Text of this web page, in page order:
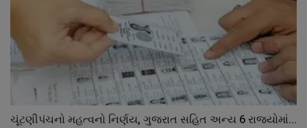
ચૂંટણીપંચનો મહત્વનો નિર્ણય, ગુજરાત સહિત અન્ય 6 રાજ્યોમાં...